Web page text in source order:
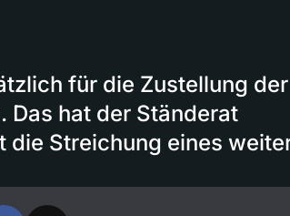
für die Zustellung der
Das hat der Ständerat
die Streichung eines